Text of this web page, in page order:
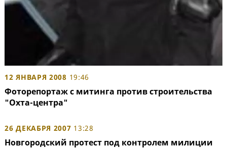
12 ЯНВАРЯ 2008 19:46
Фоторепортаж с митинга против строительства
"Охта-центра"
26 ДЕКАБРЯ 2007 13:28
Новгородский протест под контролем милиции